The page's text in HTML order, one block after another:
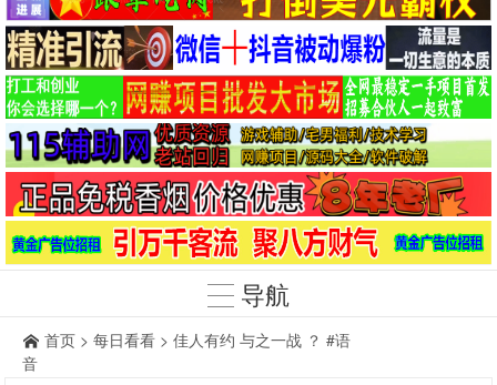
导航
首页 > 每日看看 > 佳人有约 与之一战 ？ #语
音